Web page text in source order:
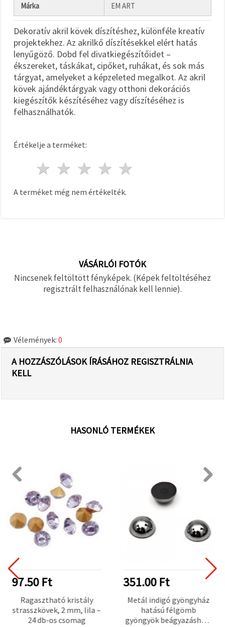
el
mindet
Beállítások
Márka EM ART
Dekoratív akril kövek díszítéshez, különféle kreatív
projektekhez. Az akrilkő díszítésekkel elért hatás
lenyűgöző. Dobd fel divatkiegészítőidet –
ékszereket, táskákat, cipőket, ruhákat, és sok más
tárgyat, amelyeket a képzeleted megalkot. Az akril
kövek ajándéktárgyak vagy otthoni dekorációs
kiegészítők készítéséhez vagy díszítéséhez is
felhasználhatók.
Értékelje a terméket:
4 csillagok
3 csillagok
2 csillagok
1 csillag
A terméket még nem értékelték.
VÁSÁRLÓI FOTÓK
Nincsenek feltöltött fényképek. (Képek feltöltéséhez
regisztrált felhasználónak kell lennie).
Vélemények: 0
A HOZZÁSZÓLÁSOK ÍRÁSÁHOZ REGISZTRÁLNIA
KELL
HASONLÓ TERMÉKEK
97.50 Ft
Ragasztható kristály
strasszkövek, 2 mm, lila –
24 db-os csomag
351.00 Ft
Metál indigó gyöngyház
hatású félgömb
gyöngyök beágyazáshoz,